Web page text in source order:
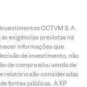
CCTVM S.A.
exigências previstas na
informações que
de investimento, não
de compra e/ou venda de
relatório são consideradas
fontes públicas. A XP